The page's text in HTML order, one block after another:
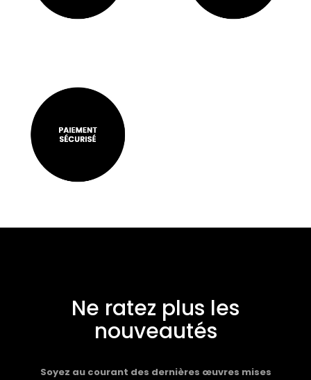
Ne ratez plus les
nouveautés
Soyez au courant des dernières œuvres mises